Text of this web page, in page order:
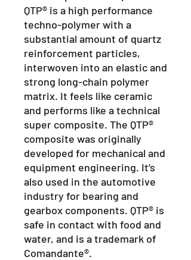
QTP® is a high performance
techno-polymer with a
substantial amount of quartz
reinforcement particles,
interwoven into an elastic and
strong long-chain polymer
matrix. It feels like ceramic
and performs like a technical
super composite. The QTP®
composite was originally
developed for mechanical and
equipment engineering. It’s
also used in the automotive
industry for bearing and
gearbox components. QTP® is
safe in contact with food and
water, and is a trademark of
Comandante®.